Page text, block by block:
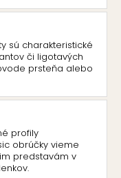
sú charakteristické
či ligotavých
prsteňa alebo
profily
obrúčky vieme
predstavám v